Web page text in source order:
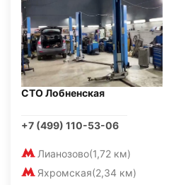
СТО Лобненская
+7 (499) 110-53-06
Лианозово(1,72 км)
Яхромская(2,34 км)